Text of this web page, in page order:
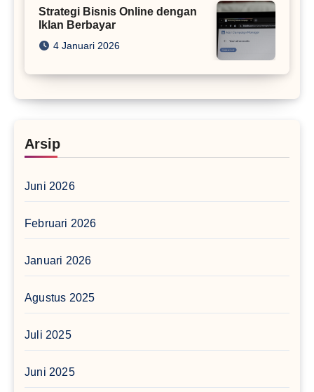
Strategi Bisnis Online dengan
Iklan Berbayar
4 Januari 2026
Arsip
Juni 2026
Februari 2026
Januari 2026
Agustus 2025
Juli 2025
Juni 2025